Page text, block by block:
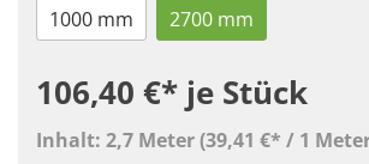
1000 mm
2700 mm
106,40 €* je Stück
Inhalt: 2,7 Meter(39,41 €* / 1